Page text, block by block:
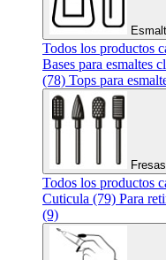
Todos los productos
Bases para esmaltes
(78) Tops para
Fresas
Todos los productos
Cuticula (79) Para
(9)